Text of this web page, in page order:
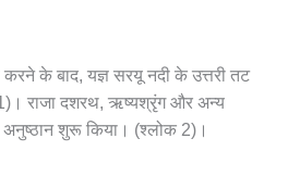
के बाद, यज्ञ सरयू नदी के उत्तरी तट
राजा दशरथ, ऋष्यश्रृंग और अन्य
अनुष्ठान शुरू किया। (श्लोक 2)।